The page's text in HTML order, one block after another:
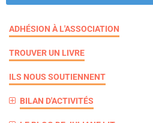
ADHÉSION À L'ASSOCIATION
TROUVER UN LIVRE
ILS NOUS SOUTIENNENT
BILAN D'ACTIVITÉS